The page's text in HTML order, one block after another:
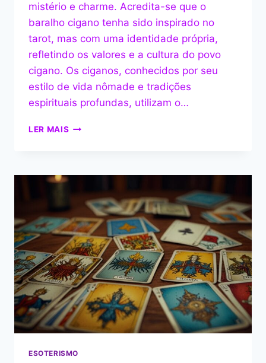
mistério e charme. Acredita-se que o
baralho cigano tenha sido inspirado no
tarot, mas com uma identidade própria,
refletindo os valores e a cultura do povo
cigano. Os ciganos, conhecidos por seu
estilo de vida nômade e tradições
espirituais profundas, utilizam o…
LER MAIS A
BARALHO
DESCOBRINDO
SEUS
MISTÉRIOS
ESOTERISMO